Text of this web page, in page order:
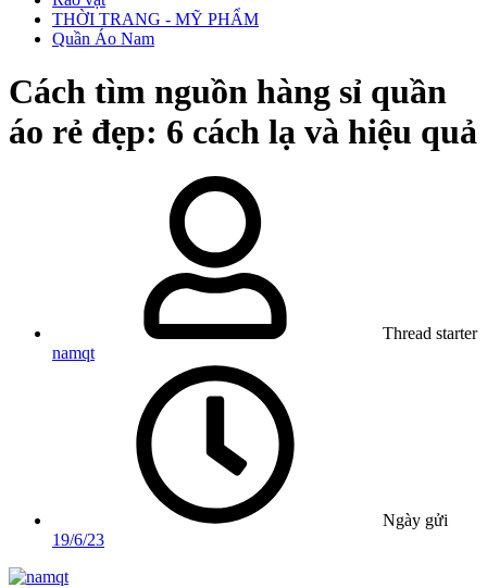
THỜI TRANG - MỸ PHẨM
Quần Áo Nam
Cách tìm nguồn hàng sỉ quần
áo rẻ đẹp: 6 cách lạ và hiệu quả
Thread starter
namqt
Ngày gửi
19/6/23